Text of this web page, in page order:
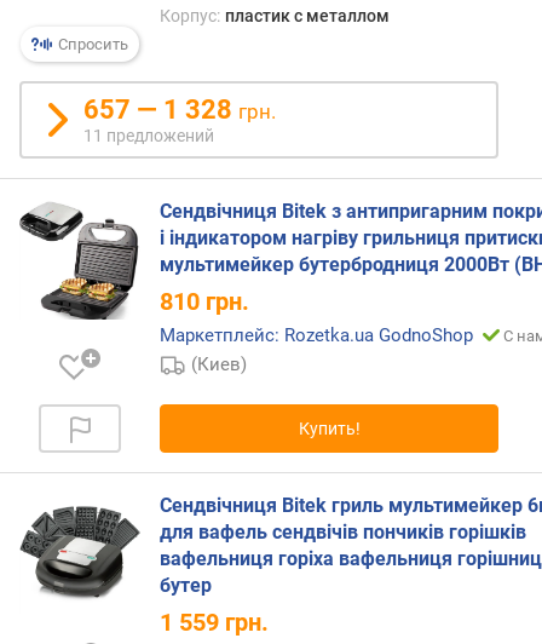
я
р
н
о
с
т
и
т
д
ш
в
д
о
р
о
Спросить
Корпус: пластик с металлом
657 — 1 328 грн.
11 предложений
Сендвічниця Bitek з антипригарним
і індикатором нагріву грильниця
мультимейкер бутербродниця 2000Вт
810 грн.
Маркетплейс: Rozetka.ua GodnoShop С
(Киев)
Купить!
Сендвічниця Bitek гриль мультимейкер
для вафель сендвічів пончиків горішків
вафельниця горіха вафельниця
бутер
1 559 грн.